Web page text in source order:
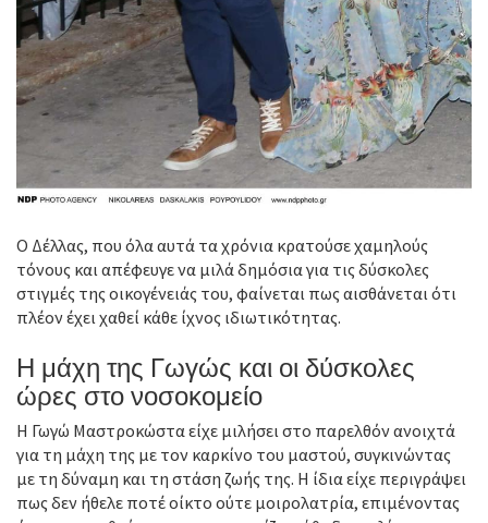
Ο Δέλλας, που όλα αυτά τα χρόνια κρατούσε χαμηλούς
τόνους και απέφευγε να μιλά δημόσια για τις δύσκολες
στιγμές της οικογένειάς του, φαίνεται πως αισθάνεται ότι
πλέον έχει χαθεί κάθε ίχνος ιδιωτικότητας.
Η μάχη της Γωγώς και οι δύσκολες
ώρες στο νοσοκομείο
Η Γωγώ Μαστροκώστα είχε μιλήσει στο παρελθόν ανοιχτά
για τη μάχη της με τον καρκίνο του μαστού, συγκινώντας
με τη δύναμη και τη στάση ζωής της. Η ίδια είχε περιγράψει
πως δεν ήθελε ποτέ οίκτο ούτε μοιρολατρία, επιμένοντας